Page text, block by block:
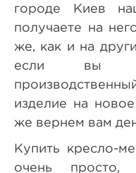
городе Киев
получаете на
же, как и на
если вы
изделие на
же вернем вам
Купить кресло-
очень